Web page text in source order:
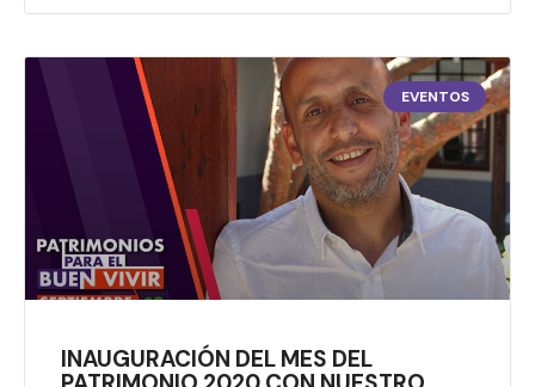
EVENTOS
INAUGURACIÓN DEL MES DEL